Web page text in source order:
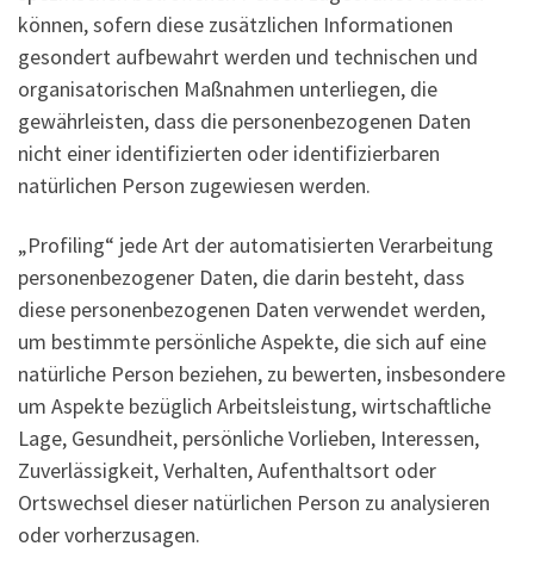
können, sofern diese zusätzlichen Informationen
gesondert aufbewahrt werden und technischen und
organisatorischen Maßnahmen unterliegen, die
gewährleisten, dass die personenbezogenen Daten
nicht einer identifizierten oder identifizierbaren
natürlichen Person zugewiesen werden.
„Profiling“ jede Art der automatisierten Verarbeitung
personenbezogener Daten, die darin besteht, dass
diese personenbezogenen Daten verwendet werden,
um bestimmte persönliche Aspekte, die sich auf eine
natürliche Person beziehen, zu bewerten, insbesondere
um Aspekte bezüglich Arbeitsleistung, wirtschaftliche
Lage, Gesundheit, persönliche Vorlieben, Interessen,
Zuverlässigkeit, Verhalten, Aufenthaltsort oder
Ortswechsel dieser natürlichen Person zu analysieren
oder vorherzusagen.